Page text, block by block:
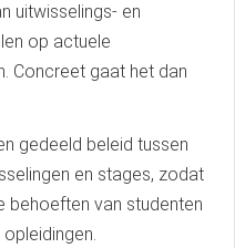
uitwisselings- en
op actuele
Concreet gaat het dan
gedeeld beleid tussen
en stages, zodat
behoeften van studenten